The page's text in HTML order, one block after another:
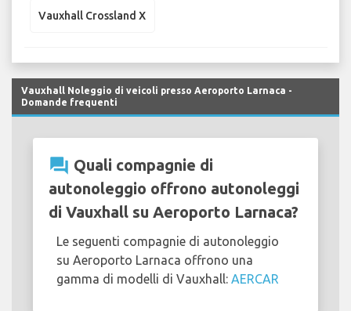
Vauxhall Crossland X
Vauxhall Noleggio di veicoli presso Aeroporto Larnaca -
Domande frequenti
question_answer Quali compagnie di
autonoleggio offrono autonoleggi
di Vauxhall su Aeroporto Larnaca?
Le seguenti compagnie di autonoleggio
su Aeroporto Larnaca offrono una
gamma di modelli di Vauxhall: AERCAR